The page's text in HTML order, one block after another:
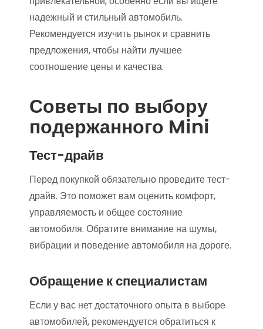
надежный и стильный автомобиль.
Рекомендуется изучить рынок и сравнить
предложения, чтобы найти лучшее
соотношение цены и качества.
Советы по выбору
подержанного Mini
Тест-драйв
Перед покупкой обязательно проведите тест-
драйв. Это поможет вам оценить комфорт,
управляемость и общее состояние
автомобиля. Обратите внимание на шумы,
вибрации и поведение автомобиля на дороге.
Обращение к специалистам
Если у вас нет достаточного опыта в выборе
автомобилей, рекомендуется обратиться к